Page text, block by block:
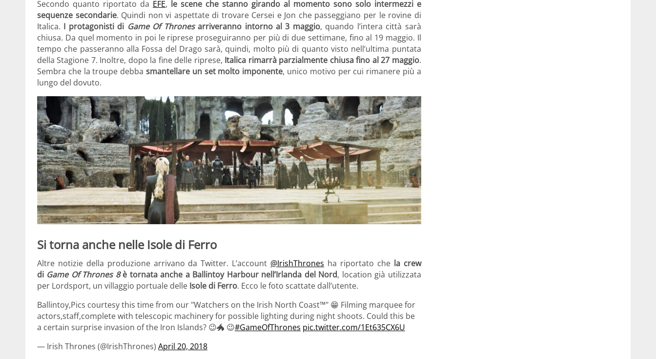
Secondo quanto riportato da EFE, le scene che stanno girando al momento sono solo intermezzi e
sequenze secondarie. Quindi non vi aspettate di trovare Cersei e Jon che passeggiano per le rovine di
Italica. I protagonisti di Game Of Thronesarriveranno intorno al 3 maggio, quando l’intera città sarà
chiusa. Da quel momento in poi le riprese proseguiranno per più di due settimane, fino al 19 maggio. Il
tempo che passeranno alla Fossa del Drago sarà, quindi, molto più di quanto visto nell’ultima puntata
della Stagione 7. Inoltre, dopo la fine delle riprese, Italica rimarrà parzialmente chiusa fino al 27 maggio.
Sembra che la troupe debba smantellare un set molto imponente, unico motivo per cui rimanere più a
lungo del dovuto.
Si torna anche nelle Isole di Ferro
Altre notizie della produzione arrivano da Twitter. L’account @IrishThrones ha riportato che la crew
di Game Of Thrones 8è tornata anche a Ballintoy Harbour nell’Irlanda del Nord, location già utilizzata
per Lordsport, un villaggio portuale delle Isole di Ferro. Ecco le foto scattate dall’utente.
Ballintoy,Pics courtesy this time from our "Watchers on the Irish North Coast™" 😁 Filming marquee for
actors,staff,complete with telescopic machinery for possible lighting during night shoots. Could this be
a certain surprise invasion of the Iron Islands? 😉🐲 😉#GameOfThrones pic.twitter.com/1Et635CX6U
— Irish Thrones (@IrishThrones) April 20, 2018